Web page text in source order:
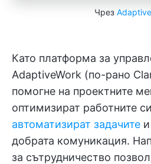
Чрез
Като платформа за
AdaptiveWork (по-рано
помогне на проектните
оптимизират работните
автоматизират задачите
добрата комуникация.
за сътрудничество